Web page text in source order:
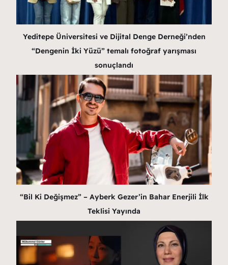
Yeditepe Üniversitesi ve Dijital Denge Derneği’nden
“Dengenin İki Yüzü” temalı fotoğraf yarışması
sonuçlandı
“Bil Ki Değişmez” – Ayberk Gezer’in Bahar Enerjili İlk
Teklisi Yayında